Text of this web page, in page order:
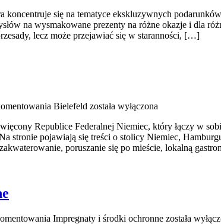
się na tematyce ekskluzywnych
na wysmakowane prezenty na różne okazje i dla
lecz może przejawiać się w staranności, […]
Bielefeld została wyłączona
Republice Federalnej Niemiec, który łączy w
stronie pojawiają się treści o stolicy Niemiec,
poruszanie się po mieście, lokalną
Impregnaty i środki ochronne została